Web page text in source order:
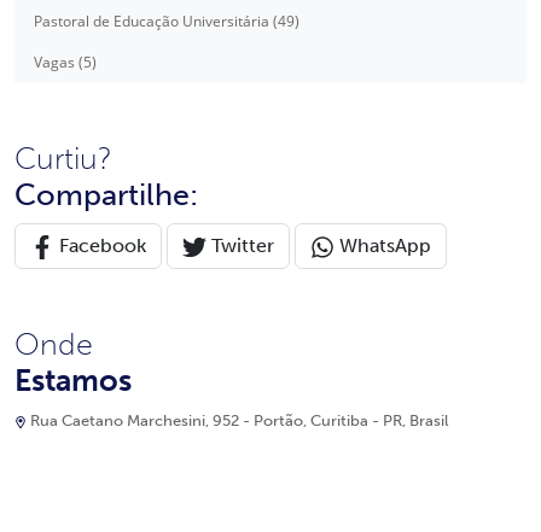
Pastoral de Educação Universitária (49)
Vagas (5)
Curtiu?
Compartilhe:
Facebook Twitter WhatsApp
Onde
Estamos
Rua Caetano Marchesini, 952 - Portão, Curitiba - PR, Brasil